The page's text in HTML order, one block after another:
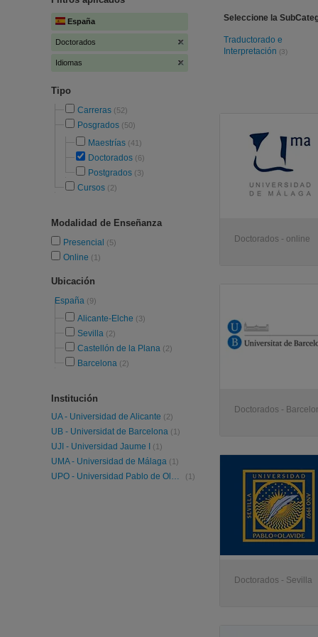
España
Doctorados
Idiomas
Tipo
Carreras (52)
Posgrados (50)
Maestrías (41)
Doctorados (6)
Postgrados (3)
Cursos (2)
Modalidad de Enseñanza
Presencial (5)
Online (1)
Ubicación
España (9)
Alicante-Elche (3)
Sevilla (2)
Castellón de la Plana (2)
Barcelona (2)
Institución
UA - Universidad de Alicante (2)
UB - Universidat de Barcelona (1)
UJI - Universidad Jaume I (1)
UMA - Universidad de Málaga (1)
UPO - Universidad Pablo de Olavide (1)
Seleccione la
Traductorado e
Interpretación (3)
Doctorados - online
Doctorados -
Doctorados - Sevilla